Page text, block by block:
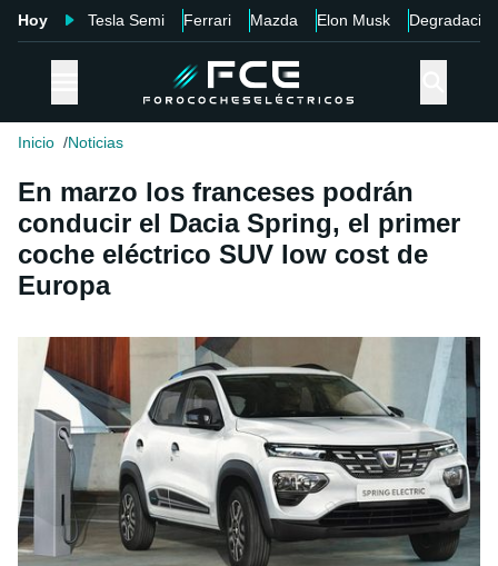
Hoy Tesla Semi Ferrari Mazda Elon Musk Degradación
Inicio Noticias
En marzo los franceses podrán
conducir el Dacia Spring, el primer
coche eléctrico SUV low cost de
Europa